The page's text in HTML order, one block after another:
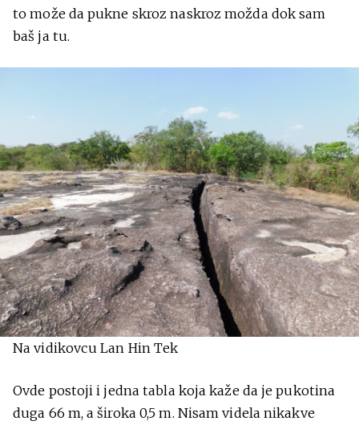
to može da pukne skroz naskroz možda dok sam
baš ja tu.
Na vidikovcu Lan Hin Tek
Ovde postoji i jedna tabla koja kaže da je pukotina
duga 66 m, a široka 0,5 m. Nisam videla nikakve